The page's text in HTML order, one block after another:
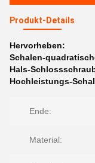
Produkt-Details
Hervorheben:
Schalen-
Hals-
Hochleistungs-
Ende:
Material: